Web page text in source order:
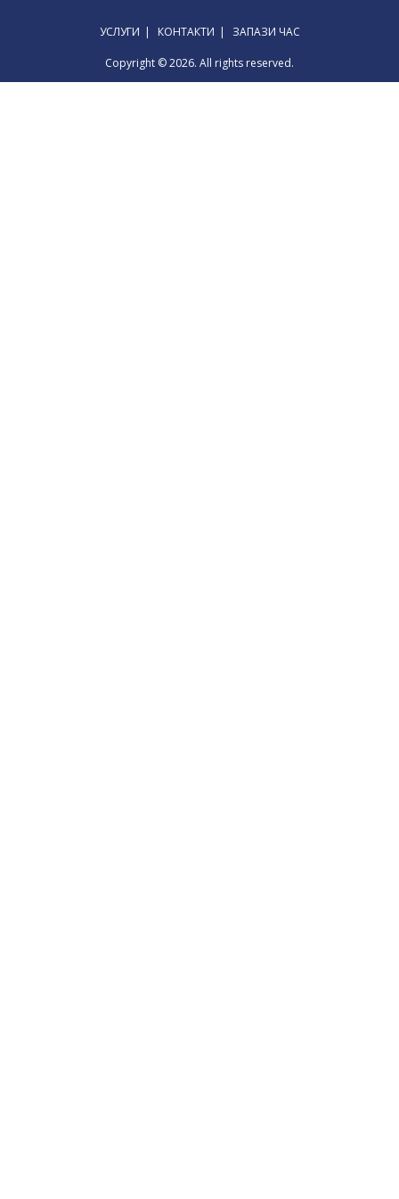
УСЛУГИ КОНТАКТИ ЗАПАЗИ ЧАС
Copyright © 2026. All rights reserved.